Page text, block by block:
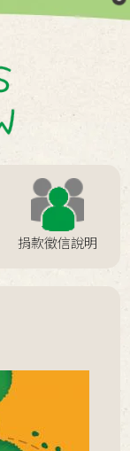
至："Q&A >表
載" 下載
捐款徵信說明